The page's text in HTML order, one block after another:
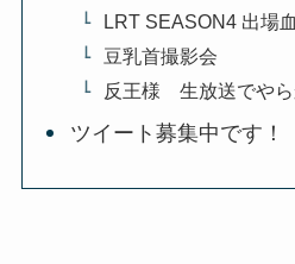
LRT SEASON4 出場
豆乳首撮影会
反王様 生放送でやら
ツイート募集中です！